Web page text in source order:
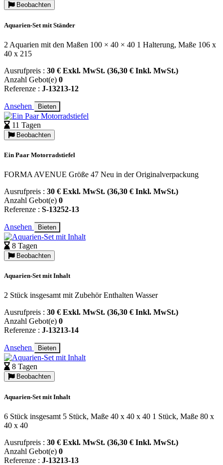
Beobachten
Aquarien-Set mit Ständer
2 Aquarien mit den Maßen 100 × 40 × 40 1 Halterung, Maße 106 x
40 x 215
Ausrufpreis : 30 € Exkl. MwSt. (36,30 € Inkl. MwSt.)
Anzahl Gebot(e) 0
Referenze : J-13213-12
Ansehen Bieten
11 Tagen
Beobachten
Ein Paar Motorradstiefel
FORMA AVENUE Größe 47 Neu in der Originalverpackung
Ausrufpreis : 30 € Exkl. MwSt. (36,30 € Inkl. MwSt.)
Anzahl Gebot(e) 0
Referenze : S-13252-13
Ansehen Bieten
8 Tagen
Beobachten
Aquarien-Set mit Inhalt
2 Stück insgesamt mit Zubehör Enthalten Wasser
Ausrufpreis : 30 € Exkl. MwSt. (36,30 € Inkl. MwSt.)
Anzahl Gebot(e) 0
Referenze : J-13213-14
Ansehen Bieten
8 Tagen
Beobachten
Aquarien-Set mit Inhalt
6 Stück insgesamt 5 Stück, Maße 40 x 40 x 40 1 Stück, Maße 80 x
40 x 40
Ausrufpreis : 30 € Exkl. MwSt. (36,30 € Inkl. MwSt.)
Anzahl Gebot(e) 0
Referenze : J-13213-13